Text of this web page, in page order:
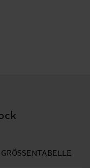
GRÖSSENTABELLE